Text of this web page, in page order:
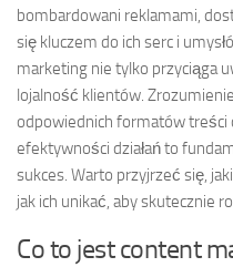
bombardowani reklamami,
się kluczem do ich serc i
marketing nie tylko przyciąga
lojalność klientów.
odpowiednich formatów
efektywności działań to
sukces. Warto przyjrzeć się,
jak ich unikać, aby skutecznie
Co to jest content